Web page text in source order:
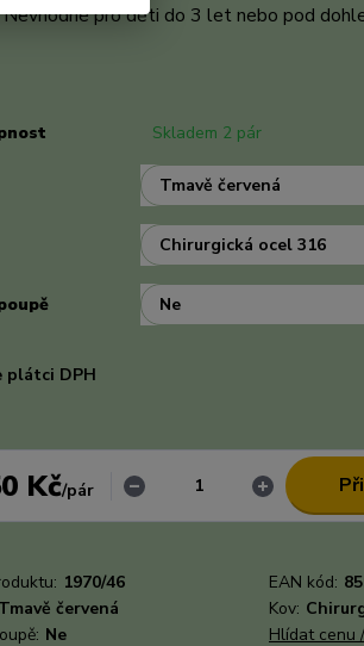
pro děti do 3 let nebo pod
Skladem 2 pár
plátci DPH
Kč/pár
1970/46 EAN kód:
Tmavě červená Kov:
Ne Hlídat cenu